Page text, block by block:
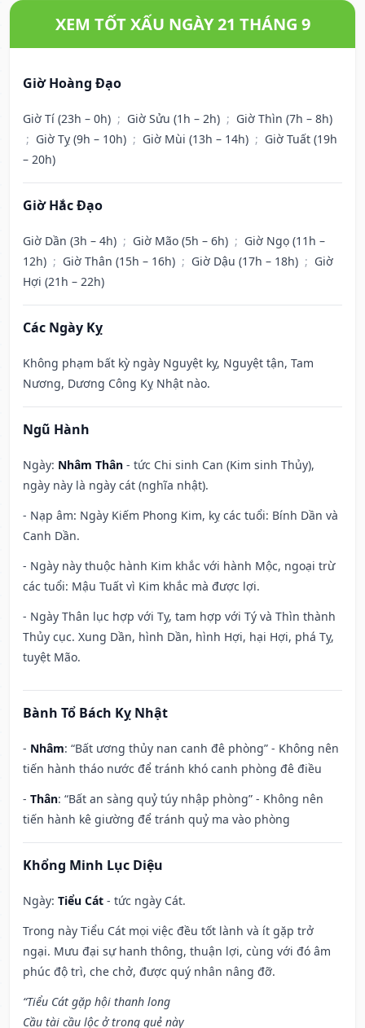
XEM TỐT XẤU NGÀY 21 THÁNG 9
Giờ Hoàng Đạo
Giờ Tí (23h – 0h) ; Giờ Sửu (1h – 2h) ; Giờ Thìn (7h – 8h)
; Giờ Tỵ (9h – 10h) ; Giờ Mùi (13h – 14h) ; Giờ Tuất (19h
– 20h)
Giờ Hắc Đạo
Giờ Dần (3h – 4h) ; Giờ Mão (5h – 6h) ; Giờ Ngọ (11h –
12h) ; Giờ Thân (15h – 16h) ; Giờ Dậu (17h – 18h) ; Giờ
Hợi (21h – 22h)
Các Ngày Kỵ
Không phạm bất kỳ ngày Nguyệt kỵ, Nguyệt tận, Tam
Nương, Dương Công Kỵ Nhật nào.
Ngũ Hành
Ngày: Nhâm Thân - tức Chi sinh Can (Kim sinh Thủy),
ngày này là ngày cát (nghĩa nhật).
- Nạp âm: Ngày Kiếm Phong Kim, kỵ các tuổi: Bính Dần và
Canh Dần.
- Ngày này thuộc hành Kim khắc với hành Mộc, ngoại trừ
các tuổi: Mậu Tuất vì Kim khắc mà được lợi.
- Ngày Thân lục hợp với Tỵ, tam hợp với Tý và Thìn thành
Thủy cục. Xung Dần, hình Dần, hình Hợi, hại Hợi, phá Tỵ,
tuyệt Mão.
Bành Tổ Bách Kỵ Nhật
- Nhâm: “Bất ương thủy nan canh đê phòng” - Không nên
tiến hành tháo nước để tránh khó canh phòng đê điều
- Thân: “Bất an sàng quỷ túy nhập phòng” - Không nên
tiến hành kê giường để tránh quỷ ma vào phòng
Khổng Minh Lục Diệu
Ngày: Tiểu Cát - tức ngày Cát.
Trong này Tiểu Cát mọi việc đều tốt lành và ít gặp trở
ngại. Mưu đại sự hanh thông, thuận lợi, cùng với đó âm
phúc độ trì, che chở, được quý nhân nâng đỡ.
“Tiểu Cát gặp hội thanh long
Cầu tài cầu lộc ở trong quẻ này